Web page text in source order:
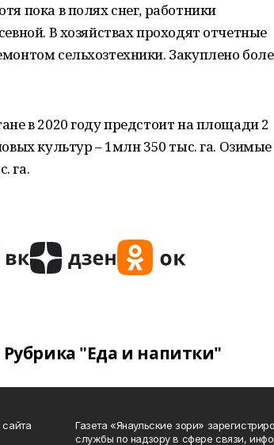
пока в полях снег, работники
В хозяйствах проходят отчетные
сельхозтехники. Закуплено
в 2020 году предстоит на площади 2
культур – 1млн 350 тыс. га. Озимые
га.
Рубрика "Еда и напитки"
Газета «Янаульские зори»
службы по надзору в сфере связи,